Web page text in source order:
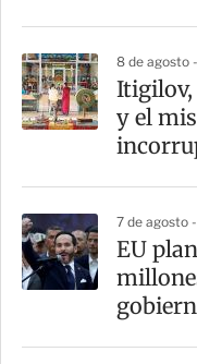
8 de agosto
Itigilov,
y el
7 de agosto
EU